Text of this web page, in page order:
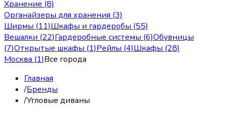
Хранение (8)
Органайзеры для хранения (3)
Ширмы (11)Шкафы и гардеробы (55)
Вешалки (22)Гардеробные системы (6)Обувницы
(7)Открытые шкафы (1)Рейлы (4)Шкафы (28)
Москва (1)Все города
Главная
/Бренды
/Угловые диваны